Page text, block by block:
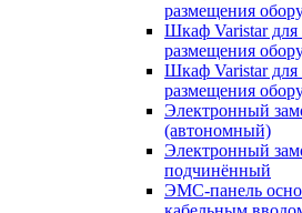
размещения
Шкаф Varistar для
размещения
Шкаф Varistar для
размещения
Электронный
(автономный)
Электронный
подчинённый
ЭМС-панель